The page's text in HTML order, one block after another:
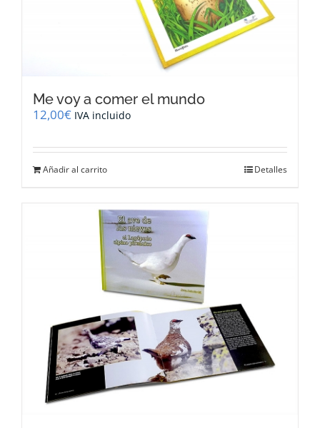
Me voy a comer el mundo
12,00€ IVA incluido
Añadir al carrito Detalles